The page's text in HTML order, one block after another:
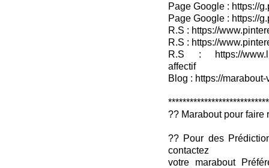
Page Google : https://
Page Google : https://
R.S : https://
R.S : https://
R.S : https://
affectif
Blog : https://
?? Marabout pour faire
?? Pour des
contactez
votre marabout